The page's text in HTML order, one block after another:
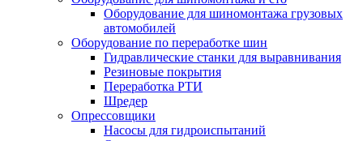
Оборудование для шиномонтажа грузовых
автомобилей
Оборудование по переработке шин
Гидравлические станки для выравнивания
Резиновые покрытия
Переработка РТИ
Шредер
Опрессовщики
Насосы для гидроиспытаний